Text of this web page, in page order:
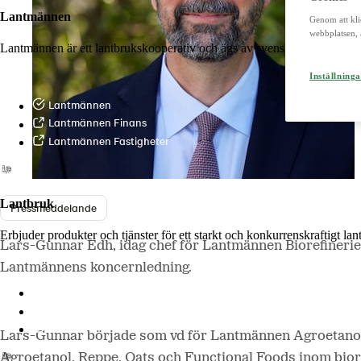
Lantmännen
Lantmännen är ett lantbrukskooperativ och ägs av svenska
Lantmännen
Lantmännen Finans
Lantmännen Fastigheter
Lantbruk
Erbjuder produkter och tjänster för ett starkt och konkurrenskraftigt
Pressmeddelande
Lars-Gunnar Edh, idag chef för Lantmännen
Lantmännens koncernledning.
Lars-Gunnar började som vd för Lantmännen
Genom att
webbplatsen,